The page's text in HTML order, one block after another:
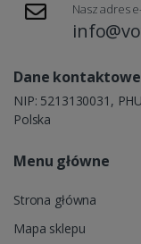
Nasz adres
Dane kontaktowe
NIP: 5213130031,
Polska
Menu główne
Strona główna
Mapa sklepu